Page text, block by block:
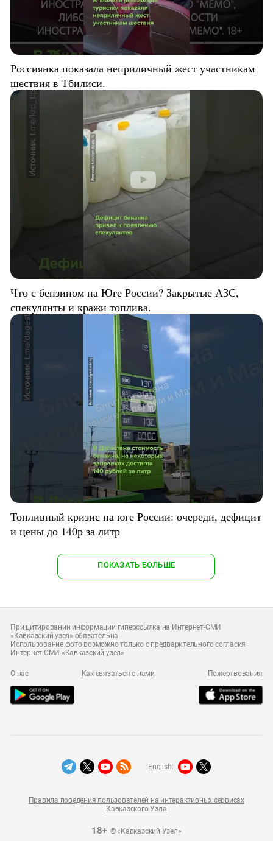
Россиянка показала неприличный жест участникам
шествия в Тбилиси.
Что с бензином на Юге России? Закрытые АЗС,
спекулянты и кражи топлива.
Топливный кризис на юге России: очереди, дефицит
и цены до 140р за литр
ПОКАЗАТЬ БОЛЬШЕ
При цитировании информации гиперссылка на Интернет-СМИ
«Кавказский узел» обязательна
Использование фото возможно только с предварительного согласия
Интернет-СМИ «Кавказский узел»
О нас Как связаться с нами Пожертвования
18+© «Кавказский Узел»
Правила поведения пользователей на интерактивных сервисах
Кавказского Узла
English: